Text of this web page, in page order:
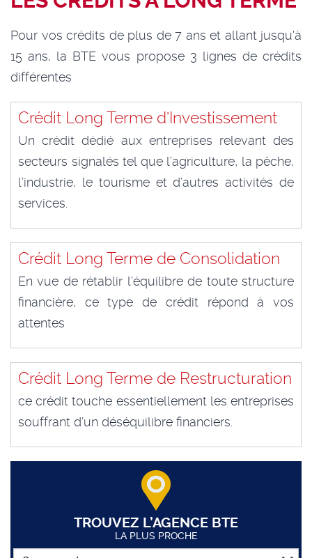
Pour vos crédits de plus de 7 ans et allant jusqu'à
15 ans, la BTE vous propose 3 lignes de crédits
différentes
Crédit Long Terme d’Investissement
Un crédit dédié aux entreprises relevant des
secteurs signalés tel que l’agriculture, la pêche,
l’industrie, le tourisme et d’autres activités de
services.
Crédit Long Terme de Consolidation
En vue de rétablir l’équilibre de toute structure
financière, ce type de crédit répond à vos
attentes
Crédit Long Terme de Restructuration
ce crédit touche essentiellement les entreprises
souffrant d’un déséquilibre financiers.
TROUVEZ L’AGENCE BTE
LA PLUS PROCHE